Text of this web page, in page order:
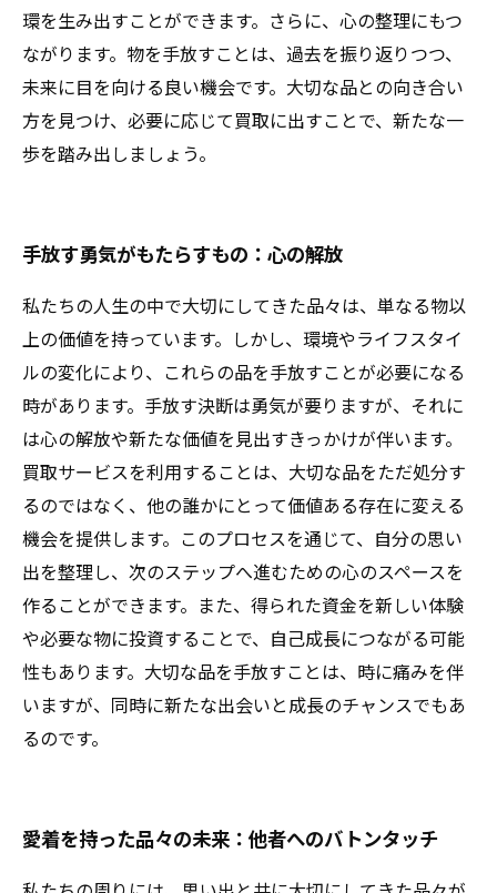
環を生み出すことができます。さらに、心の整理にもつ
ながります。物を手放すことは、過去を振り返りつつ、
未来に目を向ける良い機会です。大切な品との向き合い
方を見つけ、必要に応じて買取に出すことで、新たな一
歩を踏み出しましょう。
手放す勇気がもたらすもの：心の解放
私たちの人生の中で大切にしてきた品々は、単なる物以
上の価値を持っています。しかし、環境やライフスタイ
ルの変化により、これらの品を手放すことが必要になる
時があります。手放す決断は勇気が要りますが、それに
は心の解放や新たな価値を見出すきっかけが伴います。
買取サービスを利用することは、大切な品をただ処分す
るのではなく、他の誰かにとって価値ある存在に変える
機会を提供します。このプロセスを通じて、自分の思い
出を整理し、次のステップへ進むための心のスペースを
作ることができます。また、得られた資金を新しい体験
や必要な物に投資することで、自己成長につながる可能
性もあります。大切な品を手放すことは、時に痛みを伴
いますが、同時に新たな出会いと成長のチャンスでもあ
るのです。
愛着を持った品々の未来：他者へのバトンタッチ